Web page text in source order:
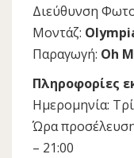
Διεύθυνση
Μοντάζ:
Παραγωγή: Oh
Πληροφορίες
Ημερομηνία:
Ώρα
– 21:00